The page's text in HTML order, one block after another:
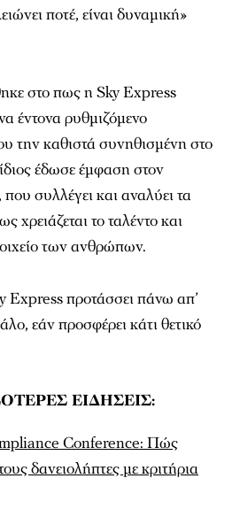
ποτέ, είναι δυναμική»
στο πως η Sky Express
έντονα ρυθμιζόμενο
την καθιστά συνηθισμένη στο
έδωσε έμφαση στον
συλλέγει και αναλύει τα
χρειάζεται το ταλέντο και
των ανθρώπων.
Express προτάσσει πάνω απ’
εάν προσφέρει κάτι θετικό
ΕΙΔΗΣΕΙΣ:
Conference: Πώς
δανειολήπτες με κριτήρια